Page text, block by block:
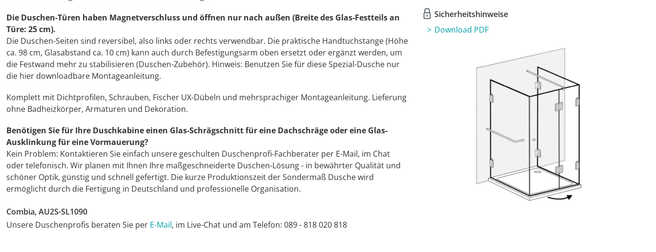
Sicherheitshinweise
Download PDF
Die Duschen-Türen haben Magnetverschluss und öffnen nur nach außen (Breite des Glas-Festteils an
Türe: 25 cm).
Die Duschen-Seiten sind reversibel, also links oder rechts verwendbar. Die praktische Handtuchstange (Höhe
ca. 98 cm, Glasabstand ca. 10 cm) kann auch durch Befestigungsarm oben ersetzt oder ergänzt werden, um
die Festwand mehr zu stabilisieren (Duschen-Zubehör). Hinweis: Benutzen Sie für diese Spezial-Dusche nur
die hier downloadbare Montageanleitung.
Komplett mit Dichtprofilen, Schrauben, Fischer UX-Dübeln und mehrsprachiger Montageanleitung. Lieferung
ohne Badheizkörper, Armaturen und Dekoration.
Benötigen Sie für Ihre Duschkabine einen Glas-Schrägschnitt für eine Dachschräge oder eine Glas-
Ausklinkung für eine Vormauerung?
Kein Problem: Kontaktieren Sie einfach unsere geschulten Duschenprofi-Fachberater per E-Mail, im Chat
oder telefonisch. Wir planen mit Ihnen Ihre maßgeschneiderte Duschen-Lösung - in bewährter Qualität und
schöner Optik, günstig und schnell gefertigt. Die kurze Produktionszeit der Sondermaß Dusche wird
ermöglicht durch die Fertigung in Deutschland und professionelle Organisation.
Combia, AU2S-SL1090
Unsere Duschenprofis beraten Sie per E-Mail, im Live-Chat und am Telefon: 089 - 818 020 818